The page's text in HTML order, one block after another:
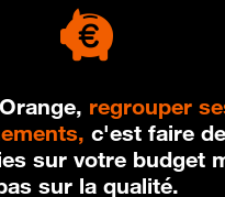
regrouper
c'est faire
sur votre budget
sur la qualité.